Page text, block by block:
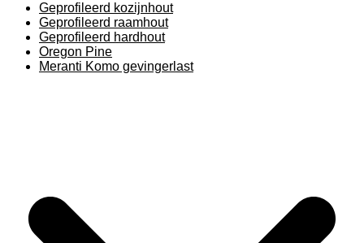
Geprofileerd kozijnhout
Geprofileerd raamhout
Geprofileerd hardhout
Oregon Pine
Meranti Komo gevingerlast